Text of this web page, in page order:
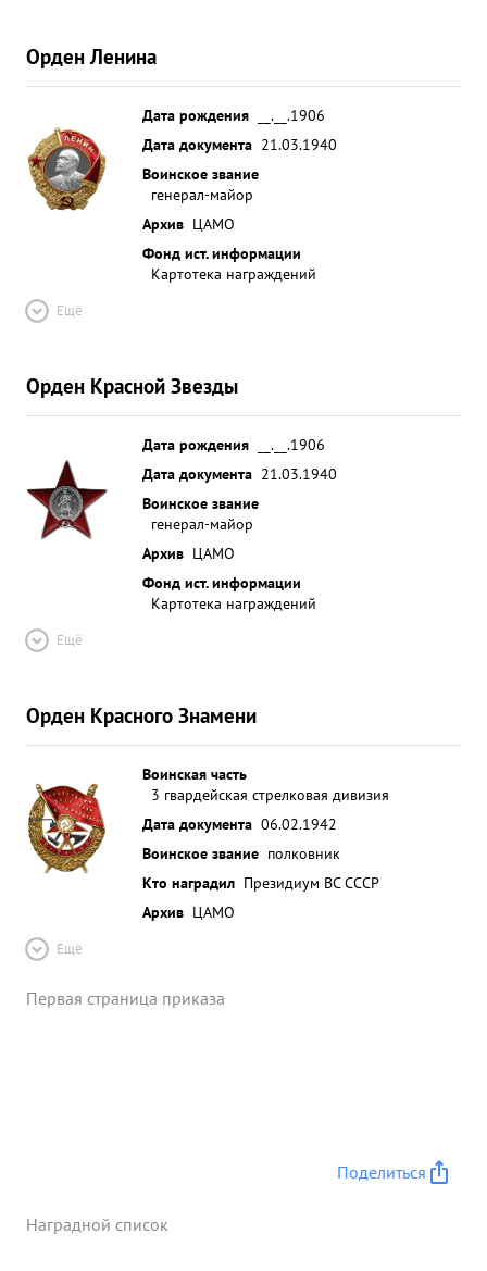
Орден Ленина
Дата рождения
__.__.1906
Дата документа 21.03.1940
Воинское звание
генерал-майор
Архив ЦАМО
Фонд ист. информации
Картотека награждений
Ещё
Орден Красной Звезды
Дата рождения
__.__.1906
Дата документа 21.03.1940
Воинское звание
генерал-майор
Архив ЦАМО
Фонд ист. информации
Картотека награждений
Ещё
Орден Красного Знамени
Воинская часть
3 гвардейская стрелковая дивизия
Дата документа 06.02.1942
Воинское звание полковник
Кто наградил Президиум ВС СССР
Архив ЦАМО
Ещё
Первая страница приказа
Поделиться
Наградной список